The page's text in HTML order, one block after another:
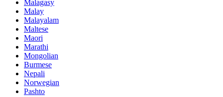
Malagasy
Malay
Malayalam
Maltese
Maori
Marathi
Mongolian
Burmese
Nepali
Norwegian
Pashto